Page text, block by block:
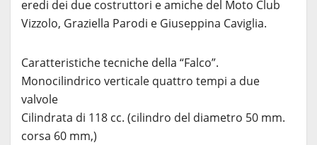
eredi dei due costruttori e amiche del Moto Club
Vizzolo, Graziella Parodi e Giuseppina Caviglia.
Caratteristiche tecniche della “Falco”.
Monocilindrico verticale quattro tempi a due
valvole
Cilindrata di 118 cc. (cilindro del diametro 50 mm.
corsa 60 mm,)